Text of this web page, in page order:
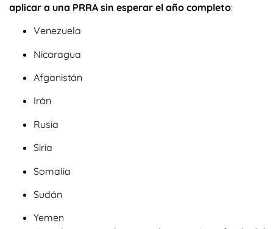
aplicar a una PRRA sin esperar el año completo:
Venezuela
Nicaragua
Afganistán
Irán
Rusia
Siria
Somalia
Sudán
Yemen